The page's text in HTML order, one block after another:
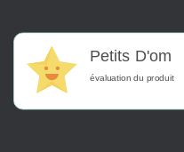
Petits D'om
évaluation du produit